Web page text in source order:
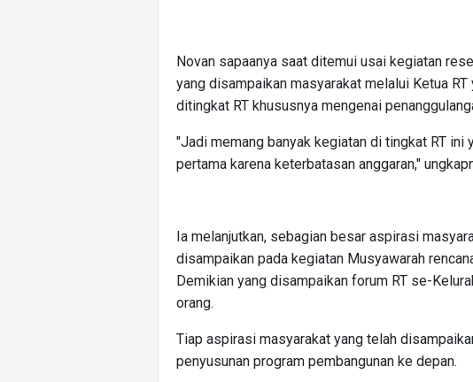
Novan sapaanya saat ditemui usai kegiatan
yang disampaikan masyarakat melalui Ketua
ditingkat RT khususnya mengenai
"Jadi memang banyak kegiatan di tingkat RT ini
pertama karena keterbatasan anggaran,"
Ia melanjutkan, sebagian besar aspirasi
disampaikan pada kegiatan Musyawarah
Demikian yang disampaikan forum RT se-
orang.
Tiap aspirasi masyarakat yang telah
penyusunan program pembangunan ke depan.